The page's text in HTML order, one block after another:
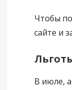
Чтобы
сайте и
В июле,